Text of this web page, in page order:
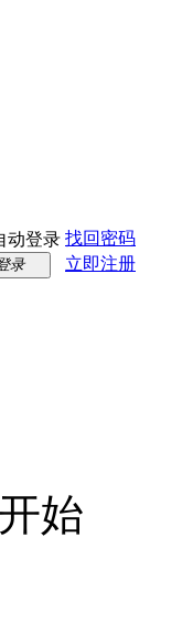
动登录 找回密码
录 立即注册
始